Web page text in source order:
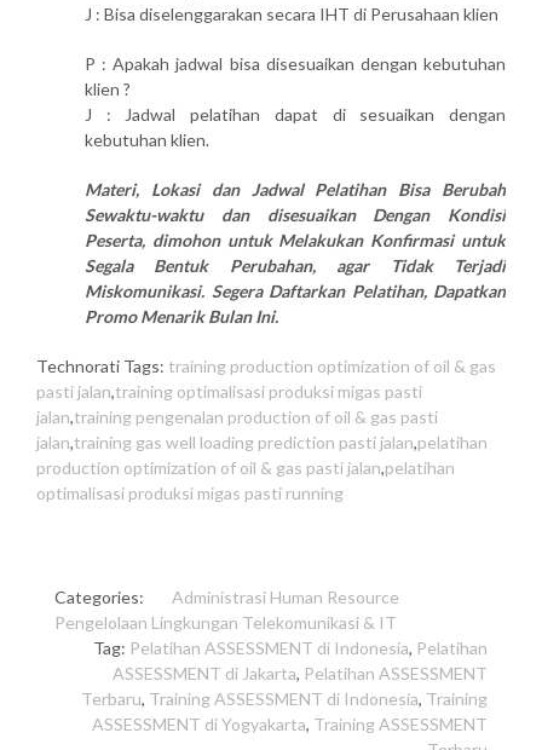
J : Bisa diselenggarakan secara IHT di Perusahaan klien
P : Apakah jadwal bisa disesuaikan dengan kebutuhan
klien ?
J : Jadwal pelatihan dapat di sesuaikan dengan
kebutuhan klien.
Materi, Lokasi dan Jadwal Pelatihan Bisa Berubah
Sewaktu-waktu dan disesuaikan Dengan Kondisi
Peserta, dimohon untuk Melakukan Konfirmasi untuk
Segala Bentuk Perubahan, agar Tidak Terjadi
Miskomunikasi. Segera Daftarkan Pelatihan, Dapatkan
Promo Menarik Bulan Ini.
Technorati Tags: training production optimization of oil & gas
pasti jalan,training optimalisasi produksi migas pasti
jalan,training pengenalan production of oil & gas pasti
jalan,training gas well loading prediction pasti jalan,pelatihan
production optimization of oil & gas pasti jalan,pelatihan
optimalisasi produksi migas pasti running
Categories: Administrasi Human Resource
Pengelolaan Lingkungan Telekomunikasi & IT
Tag: Pelatihan ASSESSMENT di Indonesia, Pelatihan
ASSESSMENT di Jakarta, Pelatihan ASSESSMENT
Terbaru, Training ASSESSMENT di Indonesia, Training
ASSESSMENT di Yogyakarta, Training ASSESSMENT